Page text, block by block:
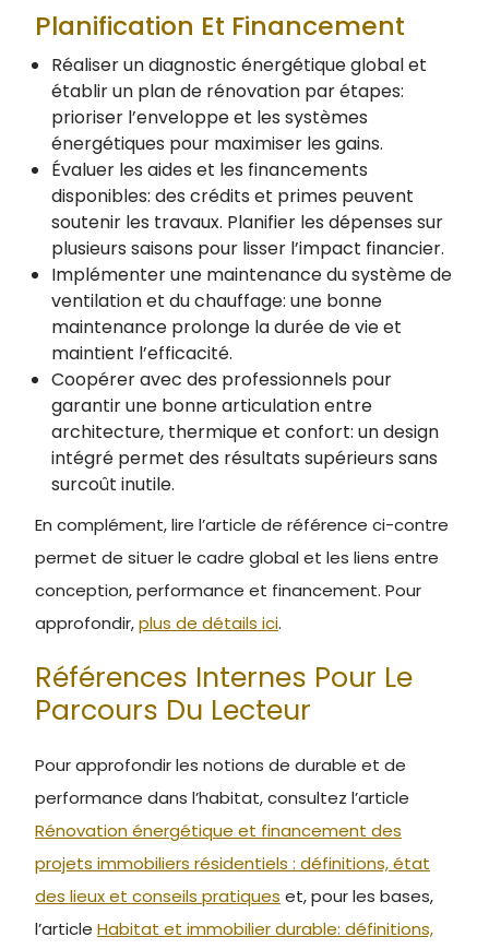
Planification Et Financement
Réaliser un diagnostic énergétique global et
établir un plan de rénovation par étapes:
prioriser l’enveloppe et les systèmes
énergétiques pour maximiser les gains.
Évaluer les aides et les financements
disponibles: des crédits et primes peuvent
soutenir les travaux. Planifier les dépenses sur
plusieurs saisons pour lisser l’impact financier.
Implémenter une maintenance du système de
ventilation et du chauffage: une bonne
maintenance prolonge la durée de vie et
maintient l’efficacité.
Coopérer avec des professionnels pour
garantir une bonne articulation entre
architecture, thermique et confort: un design
intégré permet des résultats supérieurs sans
surcoût inutile.
En complément, lire l’article de référence ci-contre
permet de situer le cadre global et les liens entre
conception, performance et financement. Pour
approfondir,plus de détails ici.
Références Internes Pour Le
Parcours Du Lecteur
Pour approfondir les notions de durable et de
performance dans l’habitat, consultez l’article
Rénovation énergétique et financement des
projets immobiliers résidentiels : définitions, état
des lieux et conseils pratiques et, pour les bases,
l’article Habitat et immobilier durable: définitions,